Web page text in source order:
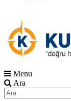
Menu
Ara